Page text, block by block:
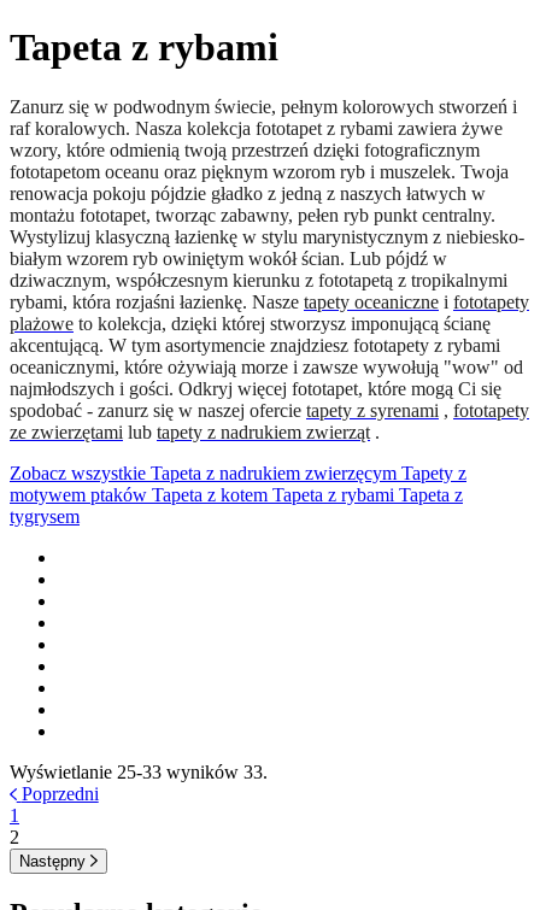
Tapeta z rybami
Zanurz się w podwodnym świecie, pełnym kolorowych stworzeń i
raf koralowych. Nasza kolekcja fototapet z rybami zawiera żywe
wzory, które odmienią twoją przestrzeń dzięki fotograficznym
fototapetom oceanu oraz pięknym wzorom ryb i muszelek. Twoja
renowacja pokoju pójdzie gładko z jedną z naszych łatwych w
montażu fototapet, tworząc zabawny, pełen ryb punkt centralny.
Wystylizuj klasyczną łazienkę w stylu marynistycznym z niebiesko-
białym wzorem ryb owiniętym wokół ścian. Lub pójdź w
dziwacznym, współczesnym kierunku z fototapetą z tropikalnymi
rybami, która rozjaśni łazienkę. Nasze tapety oceaniczne i fototapety
plażowe to kolekcja, dzięki której stworzysz imponującą ścianę
akcentującą. W tym asortymencie znajdziesz fototapety z rybami
oceanicznymi, które ożywiają morze i zawsze wywołują "wow" od
najmłodszych i gości. Odkryj więcej fototapet, które mogą Ci się
spodobać - zanurz się w naszej ofercie tapety z syrenami , fototapety
ze zwierzętami lub tapety z nadrukiem zwierząt .
Zobacz wszystkie Tapeta z nadrukiem zwierzęcym Tapety z
motywem ptaków Tapeta z kotem Tapeta z rybami Tapeta z
tygrysem
Wyświetlanie 25-33 wyników 33.
Poprzedni
1
2
Następny